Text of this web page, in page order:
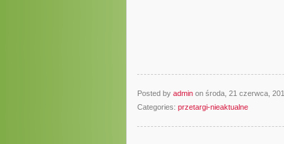
Posted by adminon środa, 21 czerwca,
Categories: przetargi-nieaktualne